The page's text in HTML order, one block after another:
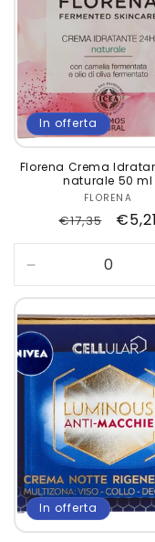
In offerta
Florena Crema
naturale 50 ml
FLORENA
Prezzo
di
listino
€17,35 €5,21
quantità
per
Default
Title
In offerta